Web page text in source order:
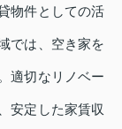
物件としての活
では、空き家を
適切なリノベー
安定した家賃収